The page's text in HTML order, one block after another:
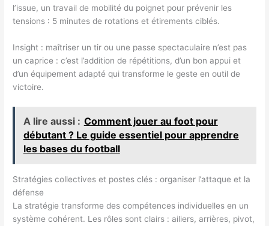
l’issue, un travail de mobilité du poignet pour prévenir les
tensions : 5 minutes de rotations et étirements ciblés.
Insight : maîtriser un tir ou une passe spectaculaire n’est pas
un caprice : c’est l’addition de répétitions, d’un bon appui et
d’un équipement adapté qui transforme le geste en outil de
victoire.
A lire aussi : Comment jouer au foot pour
débutant ? Le guide essentiel pour apprendre
les bases du football
Stratégies collectives et postes clés : organiser l’attaque et la
défense
La stratégie transforme des compétences individuelles en un
système cohérent. Les rôles sont clairs : ailiers, arrières, pivot,